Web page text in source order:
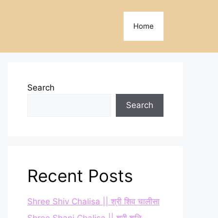
Home
Search
Search
Recent Posts
Shree Shiv Chalisa || श्री शिव चालीसा